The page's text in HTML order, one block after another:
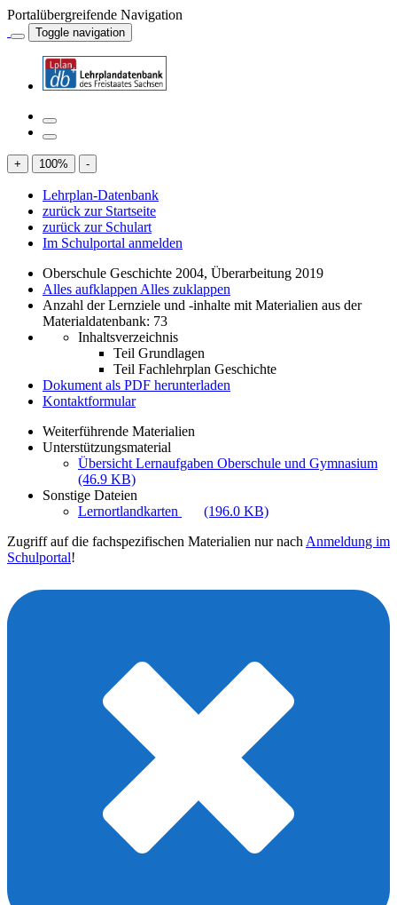
Portalübergreifende Navigation
Toggle navigation
+ 100% -
Lehrplan-Datenbank
zurück zur Startseite
zurück zur Schulart
Im Schulportal anmelden
Oberschule Geschichte 2004, Überarbeitung 2019
Alles aufklappen Alles zuklappen
Anzahl der Lernziele und -inhalte mit Materialien aus der
Materialdatenbank: 73
Inhaltsverzeichnis
Teil Grundlagen
Teil Fachlehrplan Geschichte
Dokument als PDF herunterladen
Kontaktformular
Weiterführende Materialien
Unterstützungsmaterial
Übersicht Lernaufgaben Oberschule und Gymnasium
(46.9 KB)
Sonstige Dateien
Lernortlandkarten
(196.0 KB)
Zugriff auf die fachspezifischen Materialien nur nach Anmeldung im
Schulportal!